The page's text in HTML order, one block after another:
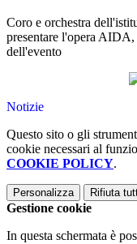
Coro e orchestra
presentare l'opera
dell'evento
Notizie
Questo sito o gli
cookie necessari al
COOKIE POLICY.
Personalizza Rifiuta
Gestione cookie
In questa schermata è